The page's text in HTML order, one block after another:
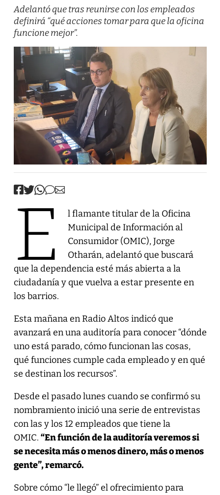
Adelantó que tras reunirse con los empleados
definirá “qué acciones tomar para que la oficina
funcione mejor”.
E
l flamante titular de la Oficina
Municipal de Información al
Consumidor (OMIC), Jorge
Otharán, adelantó que buscará
que la dependencia esté más abierta a la
ciudadanía y que vuelva a estar presente en
los barrios.
Esta mañana en Radio Altos indicó que
avanzará en una auditoría para conocer “dónde
uno está parado, cómo funcionan las cosas,
qué funciones cumple cada empleado y en qué
se destinan los recursos”.
Desde el pasado lunes cuando se confirmó su
nombramiento inició una serie de entrevistas
con las y los 12 empleados que tiene la
OMIC. “En función de la auditoría veremos si
se necesita más o menos dinero, más o menos
gente”, remarcó.
Sobre cómo “le llegó” el ofrecimiento para